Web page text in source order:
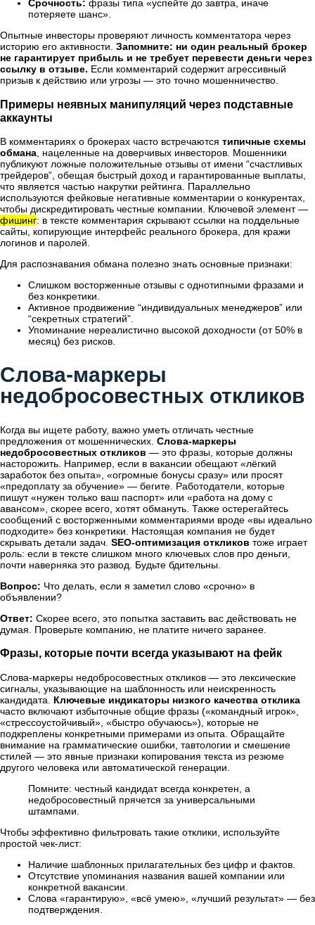
Срочность: фразы типа «успейте до завтра, иначе
потеряете шанс».
Опытные инвесторы проверяют личность комментатора через
историю его активности. Запомните: ни один реальный брокер
не гарантирует прибыль и не требует перевести деньги через
ссылку в отзыве. Если комментарий содержит агрессивный
призыв к действию или угрозы — это точно мошенничество.
Примеры неявных манипуляций через подставные
аккаунты
В комментариях о брокерах часто встречаются типичные схемы
обмана , нацеленные на доверчивых инвесторов. Мошенники
публикуют ложные положительные отзывы от имени “счастливых
трейдеров”, обещая быстрый доход и гарантированные выплаты,
что является частью накрутки рейтинга. Параллельно
используются фейковые негативные комментарии о конкурентах,
чтобы дискредитировать честные компании. Ключевой элемент —
фишинг: в тексте комментария скрывают ссылки на поддельные
сайты, копирующие интерфейс реального брокера, для кражи
логинов и паролей.
Для распознавания обмана полезно знать основные признаки:
Слишком восторженные отзывы с однотипными фразами и
без конкретики.
Активное продвижение “индивидуальных менеджеров” или
“секретных стратегий”.
Упоминание нереалистично высокой доходности (от 50% в
месяц) без рисков.
Слова-маркеры
недобросовестных откликов
Когда вы ищете работу, важно уметь отличать честные
предложения от мошеннических. Слова-маркеры
недобросовестных откликов — это фразы, которые должны
насторожить. Например, если в вакансии обещают «лёгкий
заработок без опыта», «огромные бонусы сразу» или просят
«предоплату за обучение» — бегите. Работодатели, которые
пишут «нужен только ваш паспорт» или «работа на дому с
авансом», скорее всего, хотят обмануть. Также остерегайтесь
сообщений с восторженными комментариями вроде «вы идеально
подходите» без конкретики. Настоящая компания не будет
скрывать детали задач. SEO-оптимизация откликов тоже играет
роль: если в тексте слишком много ключевых слов про деньги,
почти наверняка это развод. Будьте бдительны.
Вопрос: Что делать, если я заметил слово «срочно» в
объявлении?
Ответ: Скорее всего, это попытка заставить вас действовать не
думая. Проверьте компанию, не платите ничего заранее.
Фразы, которые почти всегда указывают на фейк
Слова-маркеры недобросовестных откликов — это лексические
сигналы, указывающие на шаблонность или неискренность
кандидата. Ключевые индикаторы низкого качества отклика
часто включают избыточные общие фразы («командный игрок»,
«стрессоустойчивый», «быстро обучаюсь»), которые не
подкреплены конкретными примерами из опыта. Обращайте
внимание на грамматические ошибки, тавтологии и смешение
стилей — это явные признаки копирования текста из резюме
другого человека или автоматической генерации.
Помните: честный кандидат всегда конкретен, а
недобросовестный прячется за универсальными
штампами.
Чтобы эффективно фильтровать такие отклики, используйте
простой чек-лист:
Наличие шаблонных прилагательных без цифр и фактов.
Отсутствие упоминания названия вашей компании или
конкретной вакансии.
Слова «гарантирую», «всё умею», «лучший результат» — без
подтверждения.